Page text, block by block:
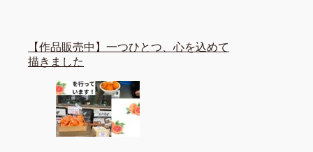
【作品販売中】一つひとつ、心を込めて
描きました